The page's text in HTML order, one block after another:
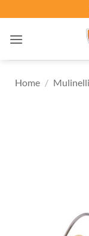
ai
contenuti
Home /